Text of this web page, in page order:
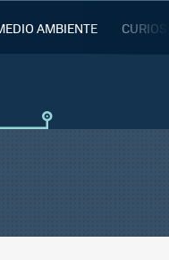
AMBIENTE